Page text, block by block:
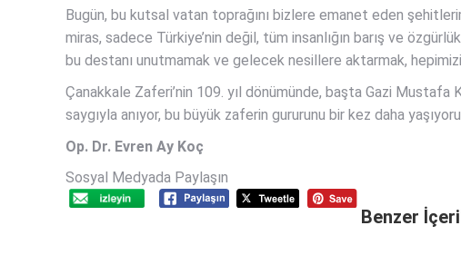
Bugün, bu kutsal vatan toprağını bizlere emanet eden
miras, sadece Türkiye’nin değil, tüm insanlığın barış ve
bu destanı unutmamak ve gelecek nesillere aktarmak,
Çanakkale Zaferi’nin 109. yıl dönümünde, başta Gazi
saygıyla anıyor, bu büyük zaferin gururunu bir kez daha
Op. Dr. Evren Ay Koç
Sosyal Medyada Paylaşın
Benzer